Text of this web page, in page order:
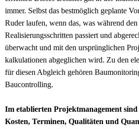
immer. Selbst das bestmöglich geplante
Ruder laufen, wenn das, was während
Realisierungsschritten passiert und
überwacht und mit den ursprünglichen
kalkulationen abgeglichen wird. Zu den
für diesen Abgleich gehören
Baucontrolling.
Im etablierten Projektmanagement
Kosten, Terminen, Qualitäten und